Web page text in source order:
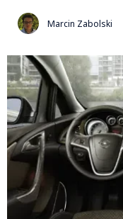
Marcin Zabolski